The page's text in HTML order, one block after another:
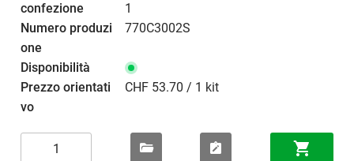
1
770C3002S
CHF 53.70 / 1 kit